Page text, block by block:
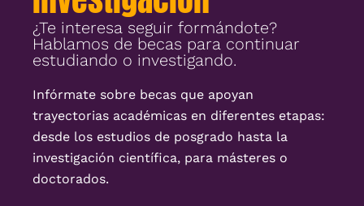
¿Te interesa seguir formándote?
Hablamos de becas para continuar
estudiando o investigando.
Infórmate sobre becas que apoyan
trayectorias académicas en diferentes etapas:
desde los estudios de posgrado hasta la
investigación científica, para másteres o
doctorados.